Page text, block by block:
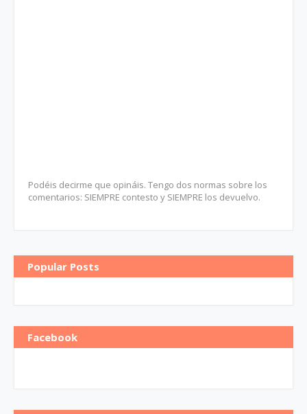
Podéis decirme que opináis. Tengo dos normas sobre los
comentarios: SIEMPRE contesto y SIEMPRE los devuelvo.
Popular Posts
Facebook